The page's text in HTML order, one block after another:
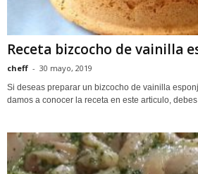
Receta bizcocho de vainilla
cheff - 30 mayo, 2019
Si deseas preparar un bizcocho de vainilla
damos a conocer la receta en este articulo, debes